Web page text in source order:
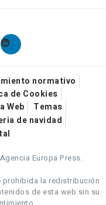
normativo
de Cookies
Web
Temas
de navidad
Europa Press.
prohibida la redistribución
de esta web sin su